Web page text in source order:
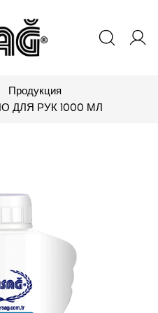
Продукция
ДЛЯ РУК 1000 МЛ